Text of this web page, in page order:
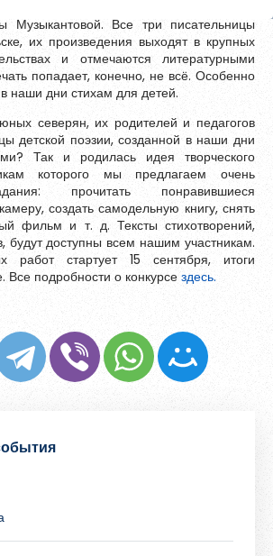
Музыкантовой. Все три писательницы
их произведения выходят в крупных
и отмечаются литературными
попадает, конечно, не всё. Особенно
наши дни стихам для детей.
северян, их родителей и педагогов
детской поэзии, созданной в наши дни
Так и родилась идея творческого
которого мы предлагаем очень
прочитать понравившиеся
создать самодельную книгу, снять
фильм и т. д. Тексты стихотворений,
будут доступны всем нашим участникам.
работ стартует 15 сентября, итоги
Все подробности о конкурсе здесь.
минимум 6 символов и содержать хотя
символ.